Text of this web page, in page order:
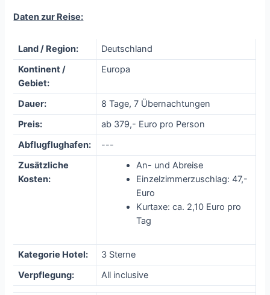
Daten zur Reise:
Land / Region:
Deutschland
Kontinent /
Gebiet:
Europa
Dauer:
8 Tage, 7 Übernachtungen
Preis:
ab 379,- Euro pro Person
Abflugflughafen:
---
Zusätzliche
Kosten:
An- und Abreise
Einzelzimmerzuschlag: 47,-
Euro
Kurtaxe: ca. 2,10 Euro pro
Tag
Kategorie Hotel:
3 Sterne
Verpflegung:
All inclusive